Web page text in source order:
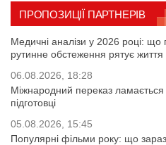
ПРОПОЗИЦІЇ ПАРТНЕРІВ
Медичні аналізи у 2026 році: що
рутинне обстеження рятує життя
06.08.2026, 18:28
Міжнародний переказ
підготовці
05.08.2026, 15:45
Популярні фільми року: що зараз